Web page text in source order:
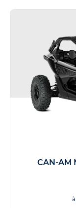
CAN-AM